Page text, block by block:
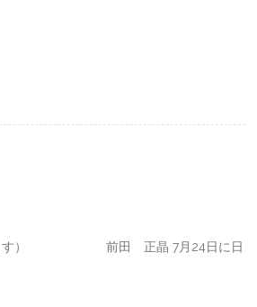
ます） 前田 正晶 7月24日に日